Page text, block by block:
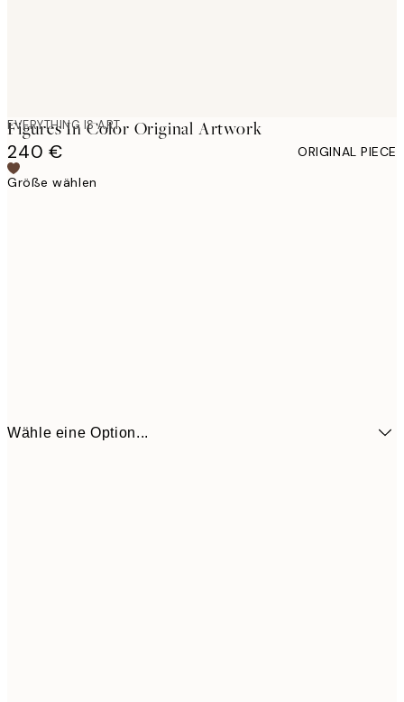
EVERYTHING IS ART
Figures In Color Original Artwork
240 €
ORIGINAL PIECE
Größe wählen
Wähle eine Option...